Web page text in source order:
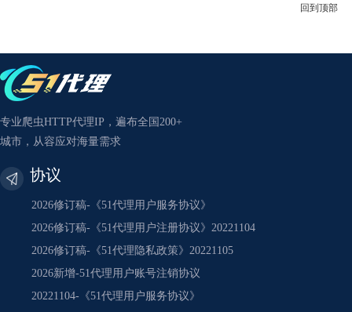
回到顶部
专业爬虫HTTP代理IP，遍布全国200+
城市，从容应对海量需求
协议
2026修订稿-《51代理用户服务协议》
2026修订稿-《51代理用户注册协议》20221104
2026修订稿-《51代理隐私政策》20221105
2026新增-51代理用户账号注销协议
20221104-《51代理用户服务协议》